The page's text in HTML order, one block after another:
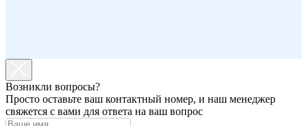
Возникли вопросы?
Просто оставьте ваш контактный номер, и наш менеджер
свяжется с вами для ответа на ваш вопрос